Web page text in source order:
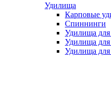
Удилища
Карповые
Спиннинги
Удилища
Удилища для
Удилища для